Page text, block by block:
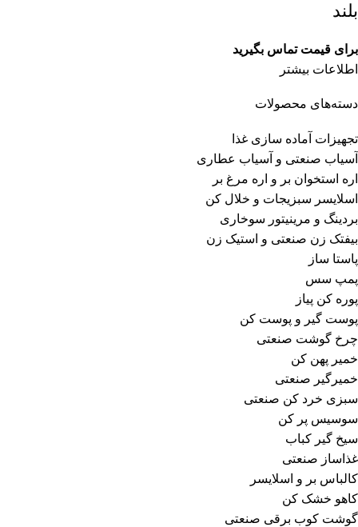
دسته‌های محصولات
تجهیزات آماده سازی غذا
آسیاب صنعتی و آسیاب عطاری
اره استخوان بر و اره مرغ بر
اسلایسر سبزیجات و خلال کن
بردینگ و مرینیتور سوخاری
بیفتک زن صنعتی و استیک زن
پاستا ساز
پمپ سس
پوره کن پیاز
پوست گیر و پوست کن
چرخ گوشت صنعتی
خمیر پهن کن
خمیرگیر صنعتی
سبزی خرد کن صنعتی
سوسیس پر کن
سیخ گیر کباب
غذاساز صنعتی
کالباس بر و اسلایسر
کاهو خشک کن
گوشت کوب برقی صنعتی
بلند
برای قیمت تماس بگیرید
اطلاعات بیشتر